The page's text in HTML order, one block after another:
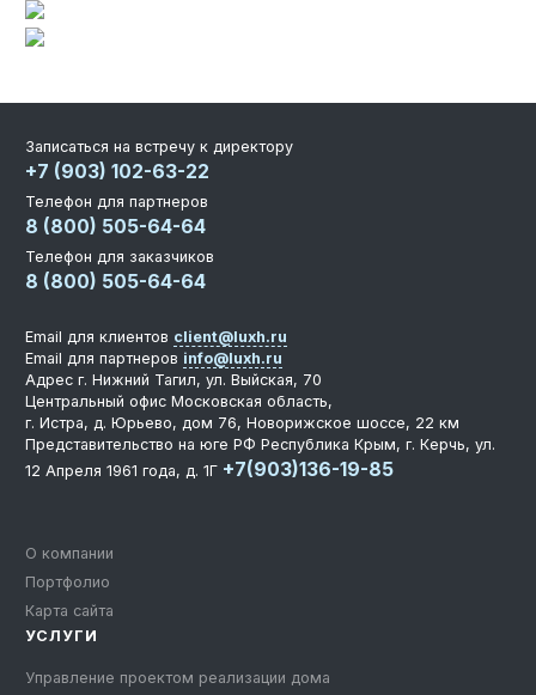
Записаться на встречу к директору
+7 (903) 102-63-22
Телефон для партнеров
8 (800) 505-64-64
Телефон для заказчиков
8 (800) 505-64-64
О компании
Портфолио
Карта сайта
УСЛУГИ
Управление проектом реализации дома
Email для клиентов client@luxh.ru
Email для партнеров info@luxh.ru
Адрес г. Нижний Тагил, ул. Выйская, 70
Центральный офис Московская область,
г. Истра, д. Юрьево, дом 76, Новорижское шоссе, 22 км
Представительство на юге РФ Республика Крым, г. Керчь, ул.
12 Апреля 1961 года, д. 1Г +7(903)136-19-85